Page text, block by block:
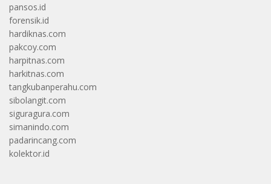
pansos.id
forensik.id
hardiknas.com
pakcoy.com
harpitnas.com
harkitnas.com
tangkubanperahu.com
sibolangit.com
siguragura.com
simanindo.com
padarincang.com
kolektor.id